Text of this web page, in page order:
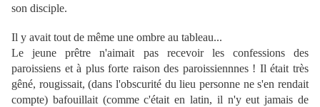
son disciple.
Il y avait tout de même une ombre au tableau...
Le jeune prêtre n'aimait pas recevoir les confessions des
paroissiens et à plus forte raison des paroissiennnes ! Il était très
gêné, rougissait, (dans l'obscurité du lieu personne ne s'en rendait
compte) bafouillait (comme c'était en latin, il n'y eut jamais de